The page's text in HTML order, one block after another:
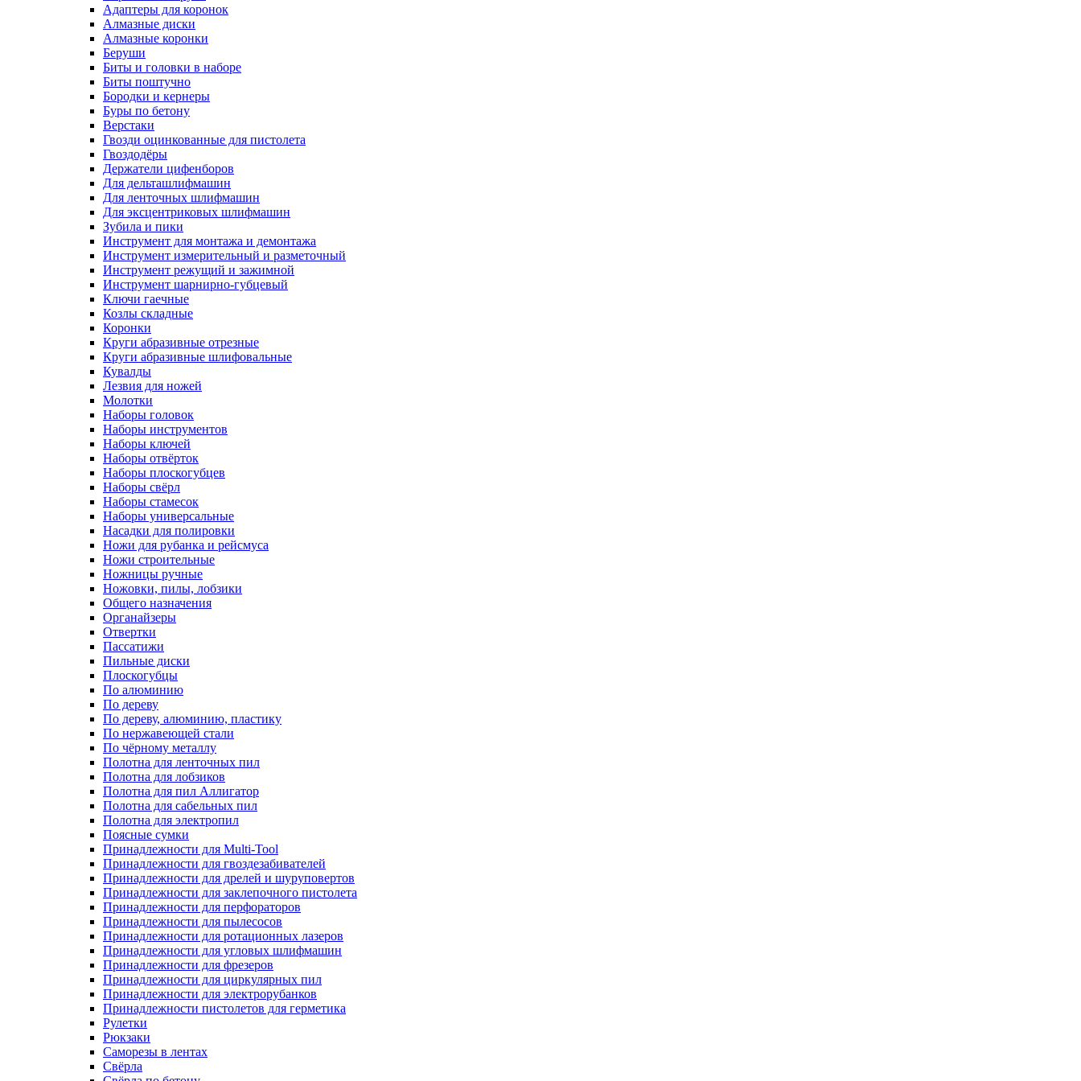
Адаптеры для коронок
Алмазные диски
Алмазные коронки
Беруши
Биты и головки в наборе
Биты поштучно
Бородки и кернеры
Буры по бетону
Верстаки
Гвозди оцинкованные для пистолета
Гвоздодёры
Держатели цифенборов
Для дельташлифмашин
Для ленточных шлифмашин
Для эксцентриковых шлифмашин
Зубила и пики
Инструмент для монтажа и демонтажа
Инструмент измерительный и разметочный
Инструмент режущий и зажимной
Инструмент шарнирно-губцевый
Ключи гаечные
Козлы складные
Коронки
Круги абразивные отрезные
Круги абразивные шлифовальные
Кувалды
Лезвия для ножей
Молотки
Наборы головок
Наборы инструментов
Наборы ключей
Наборы отвёрток
Наборы плоскогубцев
Наборы свёрл
Наборы стамесок
Наборы универсальные
Насадки для полировки
Ножи для рубанка и рейсмуса
Ножи строительные
Ножницы ручные
Ножовки, пилы, лобзики
Общего назначения
Органайзеры
Отвертки
Пассатижи
Пильные диски
Плоскогубцы
По алюминию
По дереву
По дереву, алюминию, пластику
По нержавеющей стали
По чёрному металлу
Полотна для ленточных пил
Полотна для лобзиков
Полотна для пил Аллигатор
Полотна для сабельных пил
Полотна для электропил
Поясные сумки
Принадлежности для Multi-Tool
Принадлежности для гвоздезабивателей
Принадлежности для дрелей и шуруповертов
Принадлежности для заклепочного пистолета
Принадлежности для перфораторов
Принадлежности для пылесосов
Принадлежности для ротационных лазеров
Принадлежности для угловых шлифмашин
Принадлежности для фрезеров
Принадлежности для циркулярных пил
Принадлежности для электрорубанков
Принадлежности пистолетов для герметика
Рулетки
Рюкзаки
Саморезы в лентах
Свёрла